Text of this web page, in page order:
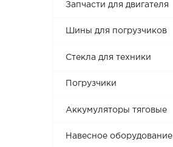
Запчасти для двигателя
Шины для погрузчиков
Стекла для техники
Погрузчики
Аккумуляторы тяговые
Навесное оборудование